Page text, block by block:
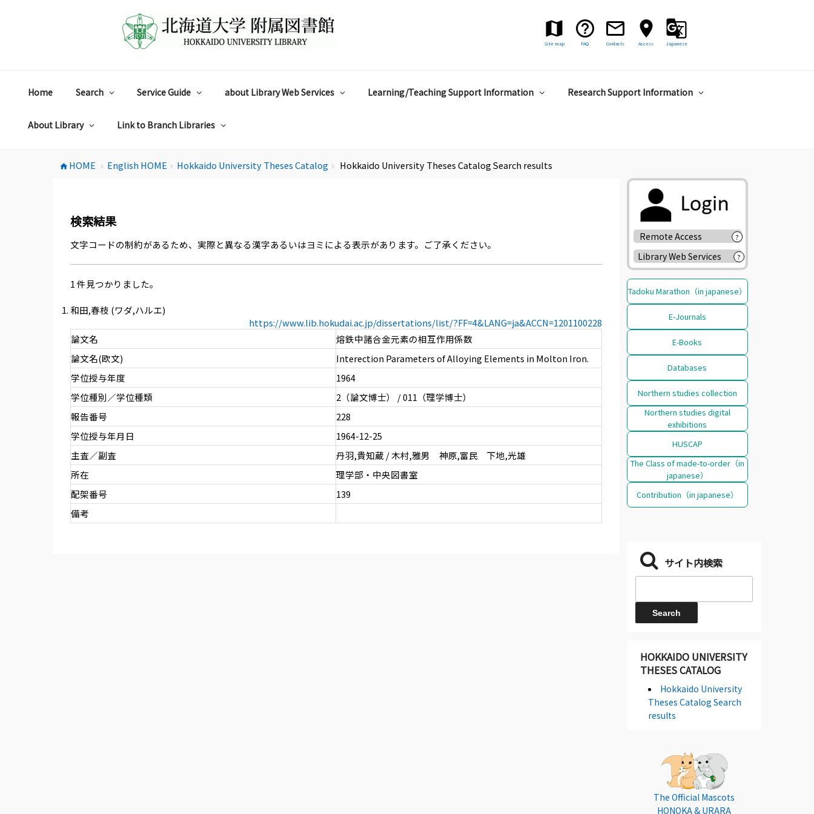
Site map FAQ Contacts Access Japanese
Home Search Service Guide about Library Web Services Learning/Teaching Support Information Research Support Information
About Library Link to Branch Libraries
home HOME chevron_right English HOME chevron_right Hokkaido University Theses Catalog chevron_right Hokkaido University Theses Catalog Search results
検索結果
文字コードの制約があるため、実際と異なる漢字あるいはヨミによる表示があります。ご了承ください。
1 件見つかりました。
和田,春枝 (ワダ,ハルエ)
https://www.lib.hokudai.ac.jp/dissertations/list/?FF=4&LANG=ja&ACCN=1201100228
論文名
熔鉄中諸合金元素の相互作用係数
論文名(欧文)
Interection Parameters of Alloying Elements in Molton Iron.
学位授与年度
1964
学位種別／学位種類
2（論文博士） / 011（理学博士）
報告番号
228
学位授与年月日
1964-12-25
主査／副査
丹羽,貴知蔵 / 木村,雅男 神原,富民 下地,光雄
所在
理学部・中央図書室
配架番号
139
備考
Remote Access ?
Library Web Services ?
Tadoku Marathon（in japanese）
E-Journals
E-Books
Databases
Northern studies collection
Northern studies digital
exhibitions
HUSCAP
The Class of made-to-order（in
japanese）
Contribution（in japanese）
サイト内検索
HOKKAIDO UNIVERSITY
THESES CATALOG
Hokkaido University
Theses Catalog Search
results
The Official Mascots
HONOKA & URARA